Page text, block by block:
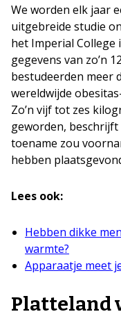
We worden elk jaar
uitgebreide studie
het Imperial College
gegevens van zo’n
bestudeerden meer
wereldwijde
Zo’n vijf tot zes
geworden,
toename zou
hebben
Lees ook:
Hebben dikke
warmte?
Apparaatje meet
Platteland